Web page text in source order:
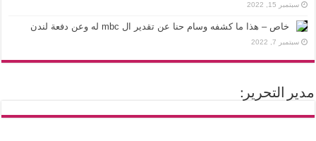
سبتمبر 15, 2022
خاص – هذا ما كشفه وسام حنا عن تقدير ال mbc له وعن دفعة لندن
سبتمبر 7, 2022
مدير التحرير: